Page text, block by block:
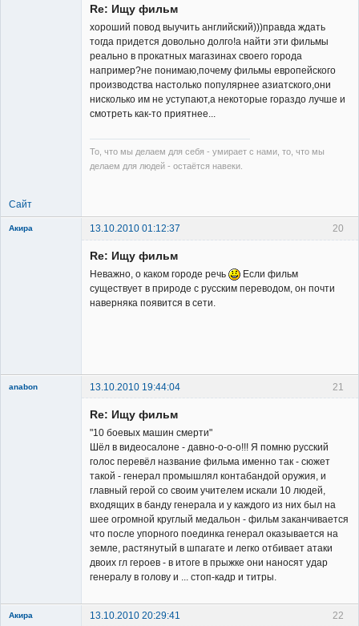
Re: Ищу фильм
хороший повод выучить английский)))правда ждать
тогда придется довольно долго!а найти эти фильмы
реально в прокатных магазинах своего города
например?не понимаю,почему фильмы европейского
производства настолько популярнее азиатского,они
нисколько им не уступают,а некоторые гораздо лучше и
смотреть как-то приятнее...
То, что мы делаем для себя - умирает с нами, то, что мы
делаем для людей - остаётся навеки.
Сайт
20
Акира 13.10.2010 01:12:37
Re: Ищу фильм
Неважно, о каком городе речь
Если фильм
существует в природе с русским переводом, он почти
наверняка появится в сети.
21
anabon
13.10.2010 19:44:04
Re: Ищу фильм
"10 боевых машин смерти"
Шёл в видеосалоне - давно-о-о-о!!! Я помню русский
голос перевёл название фильма именно так - сюжет
такой - генерал промышлял контабандой оружия, и
главный герой со своим учителем искали 10 людей,
входящих в банду генерала и у каждого из них был на
шее огромной круглый медальон - фильм заканчивается
что после упорного поединка генерал оказывается на
земле, растянутый в шпагате и легко отбивает атаки
двоих гл героев - в итоге в прыжке они наносят удар
генералу в голову и ... стоп-кадр и титры.
22
Акира 13.10.2010 20:29:41